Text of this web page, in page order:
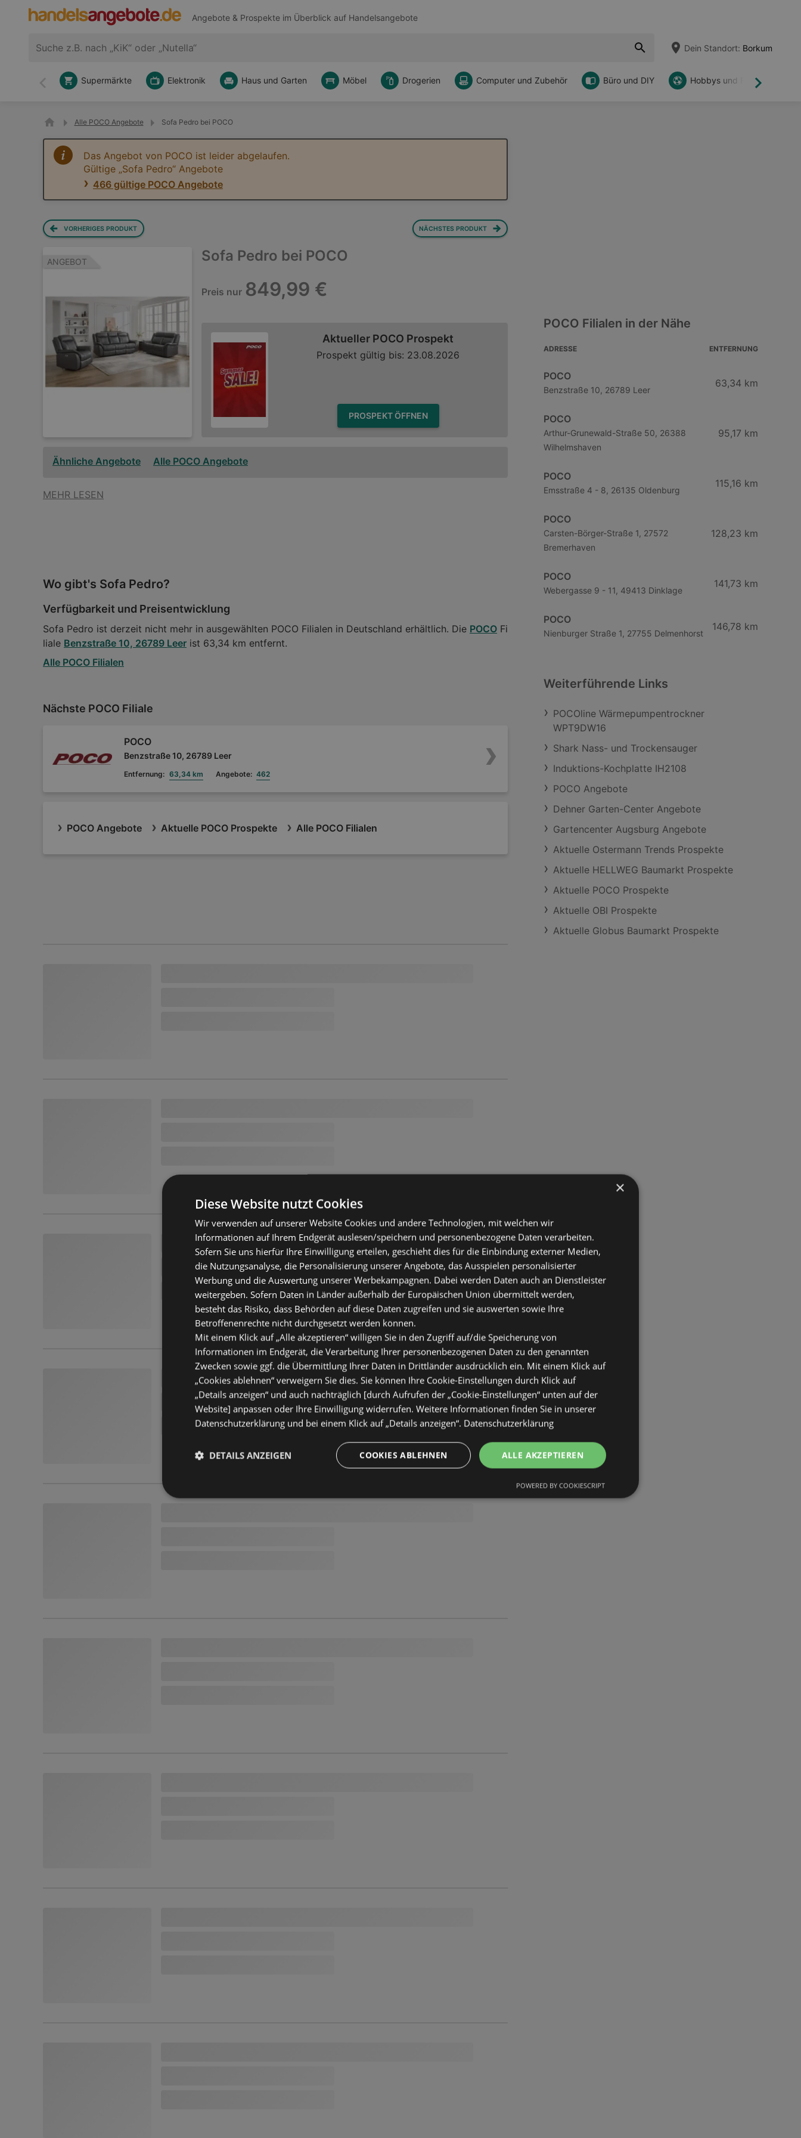
Angebote & Prospekte im Überblick auf Handelsangebote
Dein Standort: Borkum
Zurück Weiter
Supermärkte Elektronik Haus und Garten Möbel Drogerien Computer und Zubehör Büro und DIY Hobbys und Freizeit
Alle POCO Angebote Sofa Pedro bei POCO
Das Angebot von POCO ist leider abgelaufen.
Gültige „Sofa Pedro“ Angebote
466 gültige POCO Angebote
VORHERIGES PRODUKT NÄCHSTES PRODUKT
ANGEBOT Sofa Pedro bei POCO
Preis nur 849,99 €
Aktueller POCO Prospekt
Prospekt gültig bis: 23.08.2026
PROSPEKT ÖFFNEN
Ähnliche Angebote Alle POCO Angebote
MEHR LESEN
Wo gibt's Sofa Pedro?
Verfügbarkeit und Preisentwicklung
Sofa Pedro ist derzeit nicht mehr in ausgewählten POCO Filialen in Deutschland erhältlich. Die POCO Fi
liale Benzstraße 10, 26789 Leer ist 63,34 km entfernt.
Alle POCO Filialen
Nächste POCO Filiale
POCO
Benzstraße 10, 26789 Leer
Entfernung: 63,34 km Angebote: 462
POCO Angebote Aktuelle POCO Prospekte Alle POCO Filialen
POCO Filialen in der Nähe
ADRESSE ENTFERNUNG
POCO
Benzstraße 10, 26789 Leer
63,34 km
POCO
Arthur-Grunewald-Straße 50, 26388
Wilhelmshaven
95,17 km
POCO
Emsstraße 4 - 8, 26135 Oldenburg
115,16 km
POCO
Carsten-Börger-Straße 1, 27572
Bremerhaven
128,23 km
POCO
Webergasse 9 - 11, 49413 Dinklage
141,73 km
POCO
Nienburger Straße 1, 27755 Delmenhorst
146,78 km
Weiterführende Links
POCOline Wärmepumpentrockner
WPT9DW16
Shark Nass- und Trockensauger
Induktions-Kochplatte IH2108
POCO Angebote
Dehner Garten-Center Angebote
Gartencenter Augsburg Angebote
Aktuelle Ostermann Trends Prospekte
Aktuelle HELLWEG Baumarkt Prospekte
Aktuelle POCO Prospekte
Aktuelle OBI Prospekte
Aktuelle Globus Baumarkt Prospekte
×
Diese Website nutzt Cookies
Wir verwenden auf unserer Website Cookies und andere Technologien, mit welchen wir
Informationen auf Ihrem Endgerät auslesen/speichern und personenbezogene Daten verarbeiten.
Sofern Sie uns hierfür Ihre Einwilligung erteilen, geschieht dies für die Einbindung externer Medien,
die Nutzungsanalyse, die Personalisierung unserer Angebote, das Ausspielen personalisierter
Werbung und die Auswertung unserer Werbekampagnen. Dabei werden Daten auch an Dienstleister
weitergeben. Sofern Daten in Länder außerhalb der Europäischen Union übermittelt werden,
besteht das Risiko, dass Behörden auf diese Daten zugreifen und sie auswerten sowie Ihre
Betroffenenrechte nicht durchgesetzt werden können.
Mit einem Klick auf „Alle akzeptieren“ willigen Sie in den Zugriff auf/die Speicherung von
Informationen im Endgerät, die Verarbeitung Ihrer personenbezogenen Daten zu den genannten
Zwecken sowie ggf. die Übermittlung Ihrer Daten in Drittländer ausdrücklich ein. Mit einem Klick auf
„Cookies ablehnen“ verweigern Sie dies. Sie können Ihre Cookie-Einstellungen durch Klick auf
„Details anzeigen“ und auch nachträglich [durch Aufrufen der „Cookie-Einstellungen“ unten auf der
Website] anpassen oder Ihre Einwilligung widerrufen. Weitere Informationen finden Sie in unserer
Datenschutzerklärung und bei einem Klick auf „Details anzeigen“. Datenschutzerklärung
ALLE AKZEPTIEREN
COOKIES ABLEHNEN
DETAILS ANZEIGEN
POWERED BY COOKIESCRIPT